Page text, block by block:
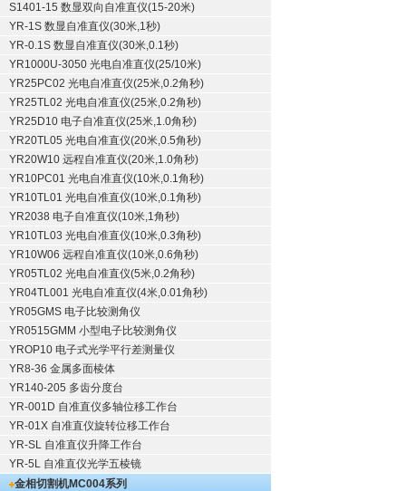
S1401-15 数显双向自准直仪(15-20米)
YR-1S 数显自准直仪(30米,1秒)
YR-0.1S 数显自准直仪(30米,0.1秒)
YR1000U-3050 光电自准直仪(25/10米)
YR25PC02 光电自准直仪(25米,0.2角秒)
YR25TL02 光电自准直仪(25米,0.2角秒)
YR25D10 电子自准直仪(25米,1.0角秒)
YR20TL05 光电自准直仪(20米,0.5角秒)
YR20W10 远程自准直仪(20米,1.0角秒)
YR10PC01 光电自准直仪(10米,0.1角秒)
YR10TL01 光电自准直仪(10米,0.1角秒)
YR2038 电子自准直仪(10米,1角秒)
YR10TL03 光电自准直仪(10米,0.3角秒)
YR10W06 远程自准直仪(10米,0.6角秒)
YR05TL02 光电自准直仪(5米,0.2角秒)
YR04TL001 光电自准直仪(4米,0.01角秒)
YR05GMS 电子比较测角仪
YR0515GMM 小型电子比较测角仪
YROP10 电子式光学平行差测量仪
YR8-36 金属多面棱体
YR140-205 多齿分度台
YR-001D 自准直仪多轴位移工作台
YR-01X 自准直仪旋转位移工作台
YR-SL 自准直仪升降工作台
YR-5L 自准直仪光学五棱镜
金相切割机MC004系列